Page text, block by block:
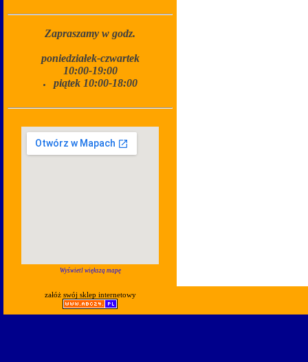
Zapraszamy w godz.
poniedziałek-czwartek
10:00-19:00
piątek 10:00-18:00
Wyświetl większą mapę
załóż swój sklep internetowy